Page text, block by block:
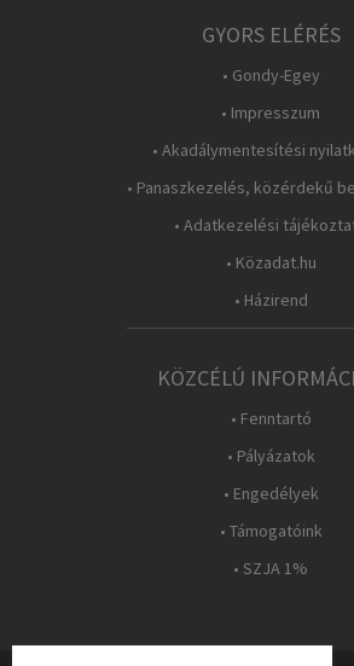
GYORS ELÉRÉS
• Gondy-Egey
• Impresszum
• Akadálymentesítési
• Panaszkezelés, közérdekű
• Adatkezelési
• Közadat.hu
• Házirend
KÖZCÉLÚ
• Fenntartó
• Pályázatok
• Engedélyek
• Támogatóink
• SZJA 1%